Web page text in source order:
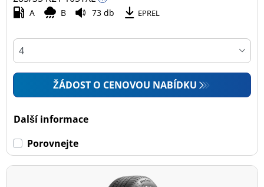
A B 73 db EPREL
ŽÁDOST O CENOVOU NABÍDKU
Další informace
Porovnejte